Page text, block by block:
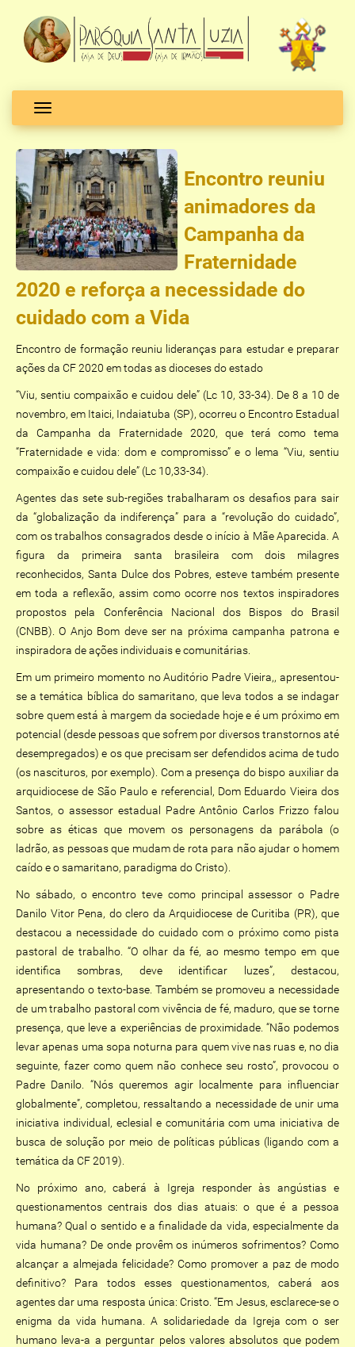
Toggle navigation
Encontro reuniu
animadores da
Campanha da
Fraternidade
2020 e reforça a necessidade do
cuidado com a Vida
Encontro de formação reuniu lideranças para estudar e preparar
ações da CF 2020 em todas as dioceses do estado
“Viu, sentiu compaixão e cuidou dele” (Lc 10, 33-34). De 8 a 10 de
novembro, em Itaici, Indaiatuba (SP), ocorreu o Encontro Estadual
da Campanha da Fraternidade 2020, que terá como tema
“Fraternidade e vida: dom e compromisso” e o lema “Viu, sentiu
compaixão e cuidou dele” (Lc 10,33-34).
Agentes das sete sub-regiões trabalharam os desafios para sair
da “globalização da indiferença” para a “revolução do cuidado”,
com os trabalhos consagrados desde o início à Mãe Aparecida. A
figura da primeira santa brasileira com dois milagres
reconhecidos, Santa Dulce dos Pobres, esteve também presente
em toda a reflexão, assim como ocorre nos textos inspiradores
propostos pela Conferência Nacional dos Bispos do Brasil
(CNBB). O Anjo Bom deve ser na próxima campanha patrona e
inspiradora de ações individuais e comunitárias.
Em um primeiro momento no Auditório Padre Vieira,, apresentou-
se a temática bíblica do samaritano, que leva todos a se indagar
sobre quem está à margem da sociedade hoje e é um próximo em
potencial (desde pessoas que sofrem por diversos transtornos até
desempregados) e os que precisam ser defendidos acima de tudo
(os nascituros, por exemplo). Com a presença do bispo auxiliar da
arquidiocese de São Paulo e referencial, Dom Eduardo Vieira dos
Santos, o assessor estadual Padre Antônio Carlos Frizzo falou
sobre as éticas que movem os personagens da parábola (o
ladrão, as pessoas que mudam de rota para não ajudar o homem
caído e o samaritano, paradigma do Cristo).
No sábado, o encontro teve como principal assessor o Padre
Danilo Vitor Pena, do clero da Arquidiocese de Curitiba (PR), que
destacou a necessidade do cuidado com o próximo como pista
pastoral de trabalho. “O olhar da fé, ao mesmo tempo em que
identifica sombras, deve identificar luzes”, destacou,
apresentando o texto-base. Também se promoveu a necessidade
de um trabalho pastoral com vivência de fé, maduro, que se torne
presença, que leve a experiências de proximidade. “Não podemos
levar apenas uma sopa noturna para quem vive nas ruas e, no dia
seguinte, fazer como quem não conhece seu rosto”, provocou o
Padre Danilo. “Nós queremos agir localmente para influenciar
globalmente”, completou, ressaltando a necessidade de unir uma
iniciativa individual, eclesial e comunitária com uma iniciativa de
busca de solução por meio de políticas públicas (ligando com a
temática da CF 2019).
No próximo ano, caberá à Igreja responder às angústias e
questionamentos centrais dos dias atuais: o que é a pessoa
humana? Qual o sentido e a finalidade da vida, especialmente da
vida humana? De onde provêm os inúmeros sofrimentos? Como
alcançar a almejada felicidade? Como promover a paz de modo
definitivo? Para todos esses questionamentos, caberá aos
agentes dar uma resposta única: Cristo. “Em Jesus, esclarece-se o
enigma da vida humana. A solidariedade da Igreja com o ser
humano leva-a a perguntar pelos valores absolutos que podem